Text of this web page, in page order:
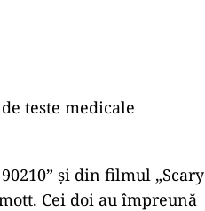
teste medicale
şi din filmul „Scary
Cei doi au împreună